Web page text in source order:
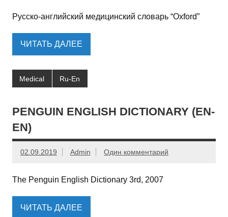
Русско-английский медицинский словарь “Oxford”
ЧИТАТЬ ДАЛЕЕ
Medical Ru-En
PENGUIN ENGLISH DICTIONARY (EN-
EN)
02.09.2019 Admin Один комментарий
The Penguin English Dictionary 3rd, 2007
ЧИТАТЬ ДАЛЕЕ